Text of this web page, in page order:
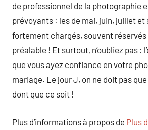
de professionnel de la photographie
prévoyants : les de mai, juin, juillet
fortement chargés, souvent réservés
préalable ! Et surtout, n’oubliez pas :
que vous ayez confiance en votre
mariage. Le jour J, on ne doit pas
dont que ce soit !
Plus d’informations à propos de Plus